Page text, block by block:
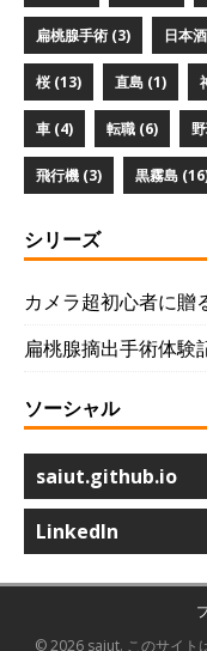
扁桃腺手術 (3) 日本
桜 (13) 直島 (1)
車 (4) 転職 (6)
飛行機 (3) 黒霧島
シリーズ
カメラ超初心者に贈
扁桃腺摘出手術体験
ソーシャル
saiut.github.io
LinkedIn
© 2026 saiut. このサイト